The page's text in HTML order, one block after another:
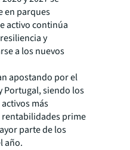
en parques
activo continúa
y
a los nuevos
apostando por el
Portugal, siendo los
más
rentabilidades prime
parte de los
año.